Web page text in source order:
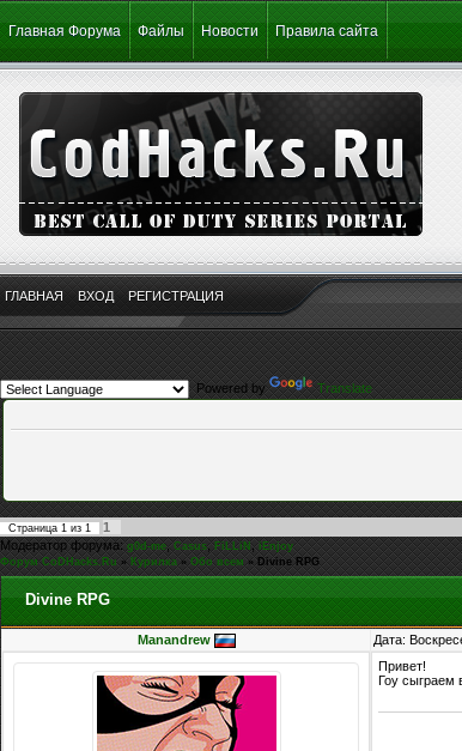
Главная Форума Файлы Новости Правила сайта
ГЛАВНАЯ ВХОД РЕГИСТРАЦИЯ
Powered by
Translate
Страница 1 из 1
1
Модератор форума:g0d-me,Casus, FiLLiN,iEnjoy
Форум CoDHacks.Ru » Курилка » Обо всем » Divine RPG
Divine RPG
Manandrew Дата:
Привет!
Гоу сыграем